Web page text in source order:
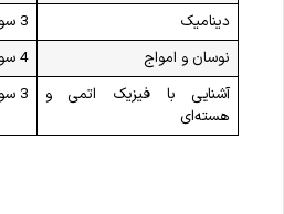
دینامیک
3 سوال
نوسان و امواج
4 سوال
آشنایی با فیزیک اتمی و
هسته‌ای
3 سوال